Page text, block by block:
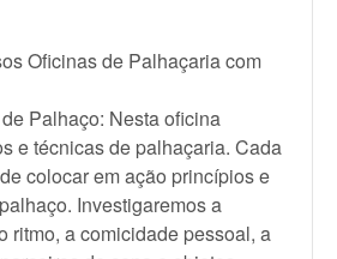
Oficinas de Palhaçaria com
Palhaço: Nesta oficina
e técnicas de palhaçaria. Cada
colocar em ação princípios e
Investigaremos a
ritmo, a comicidade pessoal, a